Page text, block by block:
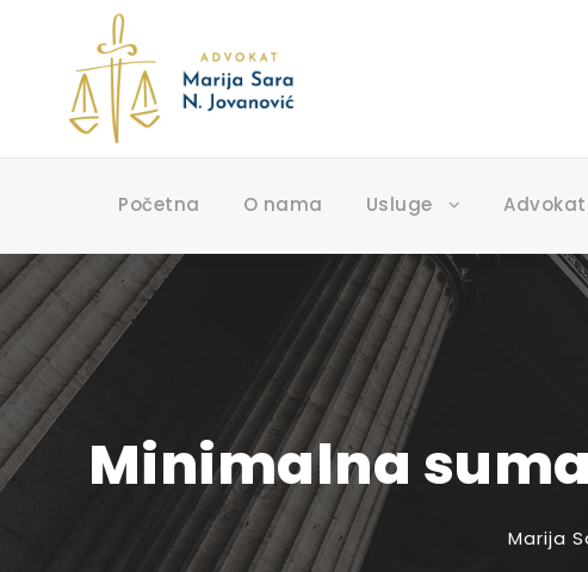
Početna O nama Usluge
Minimalna
Marija